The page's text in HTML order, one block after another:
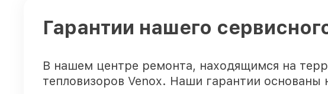
Гарантии нашего
В нашем центре ремонта, находящимся на
тепловизоров Venox. Наши гарантии